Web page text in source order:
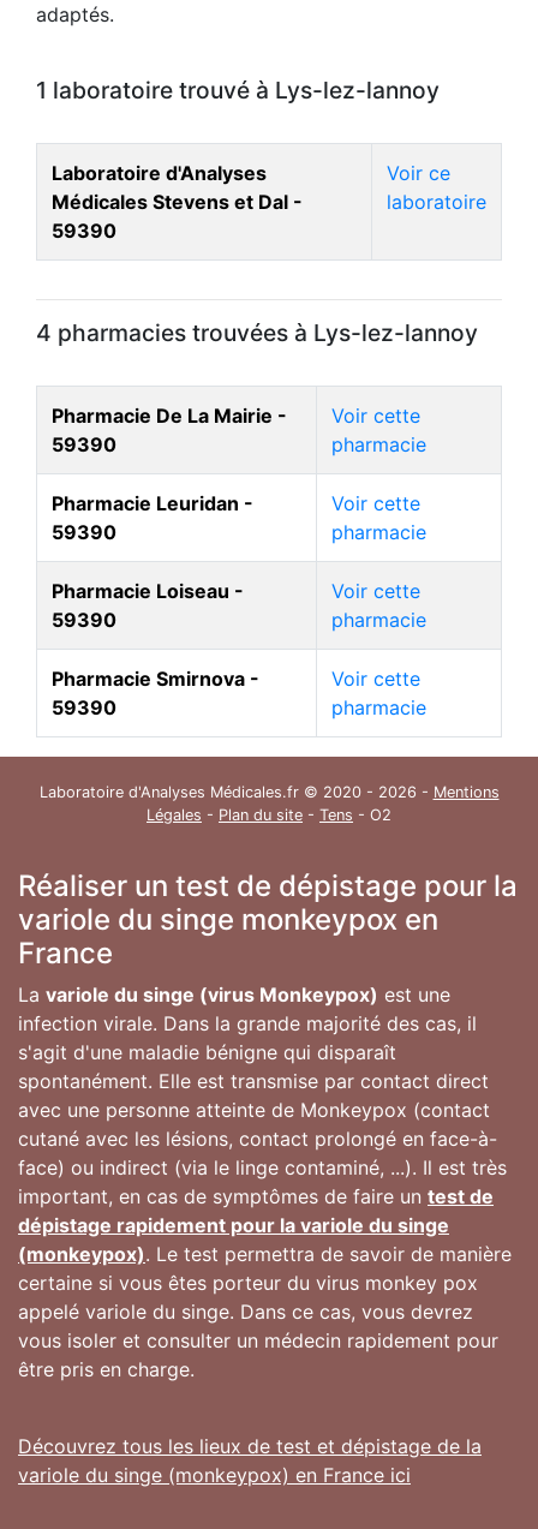
adaptés.
1 laboratoire trouvé à Lys-lez-lannoy
Laboratoire d'Analyses
Médicales Stevens et Dal -
59390
Voir ce
laboratoire
4 pharmacies trouvées à Lys-lez-lannoy
Pharmacie De La Mairie -
59390
Voir cette
pharmacie
Pharmacie Leuridan -
59390
Voir cette
pharmacie
Pharmacie Loiseau -
59390
Voir cette
pharmacie
Pharmacie Smirnova -
59390
Voir cette
pharmacie
Laboratoire d'Analyses Médicales.fr © 2020 - 2026 - Mentions
Légales - Plan du site - Tens - O2
Réaliser un test de dépistage pour la
variole du singe monkeypox en
France
La variole du singe (virus Monkeypox) est une
infection virale. Dans la grande majorité des cas, il
s'agit d'une maladie bénigne qui disparaît
spontanément. Elle est transmise par contact direct
avec une personne atteinte de Monkeypox (contact
cutané avec les lésions, contact prolongé en face-à-
face) ou indirect (via le linge contaminé, ...). Il est très
important, en cas de symptômes de faire un test de
dépistage rapidement pour la variole du singe
(monkeypox). Le test permettra de savoir de manière
certaine si vous êtes porteur du virus monkey pox
appelé variole du singe. Dans ce cas, vous devrez
vous isoler et consulter un médecin rapidement pour
être pris en charge.
Découvrez tous les lieux de test et dépistage de la
variole du singe (monkeypox) en France ici